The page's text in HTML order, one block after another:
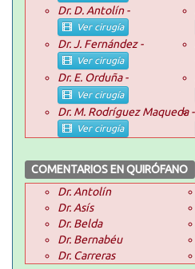
Dr. D. Antolín -
Ver cirugía
Dr. J. Fernández -
Ver cirugía
Dr. E. Orduña -
Ver cirugía
Dr. M. Rodríguez Maqueda -
Ver cirugía
COMENTARIOS EN QUIRÓFANO
Dr. Antolín
Dr. Asís
Dr. Belda
Dr. Bernabéu
Dr. Carreras